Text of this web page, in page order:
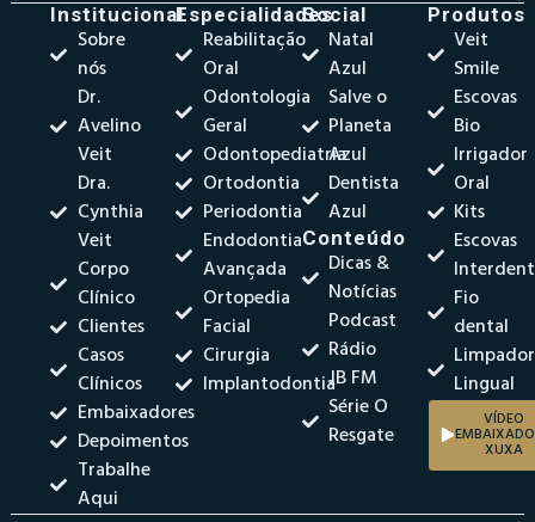
Institucional
Sobre
nós
Dr.
Avelino
Veit
Dra.
Cynthia
Veit
Corpo
Clínico
Clientes
Casos
Clínicos
Embaixadores
Depoimentos
Trabalhe
Aqui
Especialidades
Reabilitação
Oral
Odontologia
Geral
Odontopediatria
Ortodontia
Periodontia
Endodontia
Avançada
Ortopedia
Facial
Cirurgia
Implantodontia
Social
Natal
Azul
Salve o
Planeta
Azul
Dentista
Azul
Conteúdo
Dicas &
Notícias
Podcast
Rádio
JB FM
Série O
Resgate
Produtos
Veit
Smile
Escovas
Bio
Irrigador
Oral
Kits
Escovas
Fio
dental
Limpador
Lingual
VÍDEO
XUXA